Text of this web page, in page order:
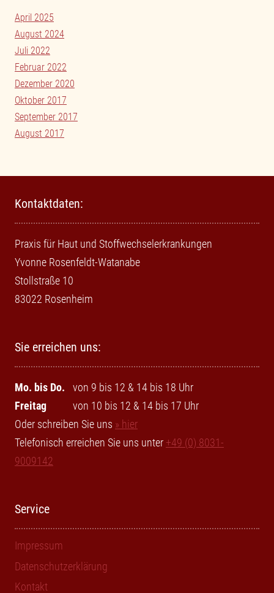
April 2025
August 2024
Juli 2022
Februar 2022
Dezember 2020
Oktober 2017
September 2017
August 2017
Kontaktdaten:
Praxis für Haut und Stoffwechselerkrankungen
Yvonne Rosenfeldt-Watanabe
Stollstraße 10
83022 Rosenheim
Sie erreichen uns:
Mo. bis Do.
von 9 bis 12 & 14 bis 18 Uhr
Freitag
von 10 bis 12 & 14 bis 17 Uhr
Oder schreiben Sie uns » hier
Telefonisch erreichen Sie uns unter +49 (0) 8031-
9009142
Service
Impressum
Datenschutzerklärung
Kontakt